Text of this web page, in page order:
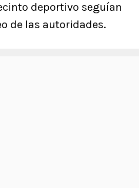
deportivo seguían
de las autoridades.